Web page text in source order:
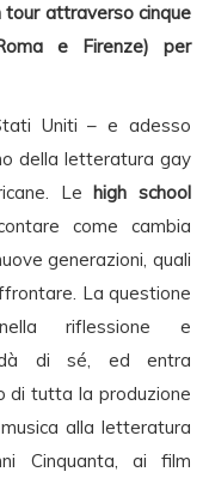
attraverso cinque
e Firenze) per
Uniti – e adesso
della letteratura gay
Lehigh school
come cambia
generazioni, quali
La questione
riflessione e
dà di sé, ed entra
di tutta la produzione
alla letteratura
Cinquanta, ai film